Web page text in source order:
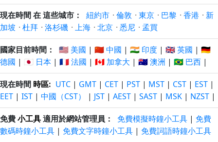
現在時間 在 這些城市： 紐約市 · 倫敦 · 東京 · 巴黎 · 香港 · 新
加坡 · 杜拜 · 洛杉磯 · 上海 · 北京 · 悉尼 · 孟買
國家目前時間： 🇺🇸 美國 | 🇨🇳 中國 | 🇮🇳 印度 | 🇬🇧 英國 | 🇩🇪
德國 | 🇯🇵 日本 | 🇫🇷 法國 | 🇨🇦 加拿大 | 🇦🇺 澳洲 | 🇧🇷 巴西 |
現在時間 時區: UTC | GMT | CET | PST | MST | CST | EST |
EET | IST | 中國（CST） | JST | AEST | SAST | MSK | NZST |
免費小工具適用於網站管理員： 免費模擬時鐘小工具 | 免費
數碼時鐘小工具 | 免費文字時鐘小工具 | 免費詞語時鐘小工具